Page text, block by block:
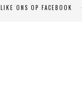
LIKE ONS OP FACEBOOK